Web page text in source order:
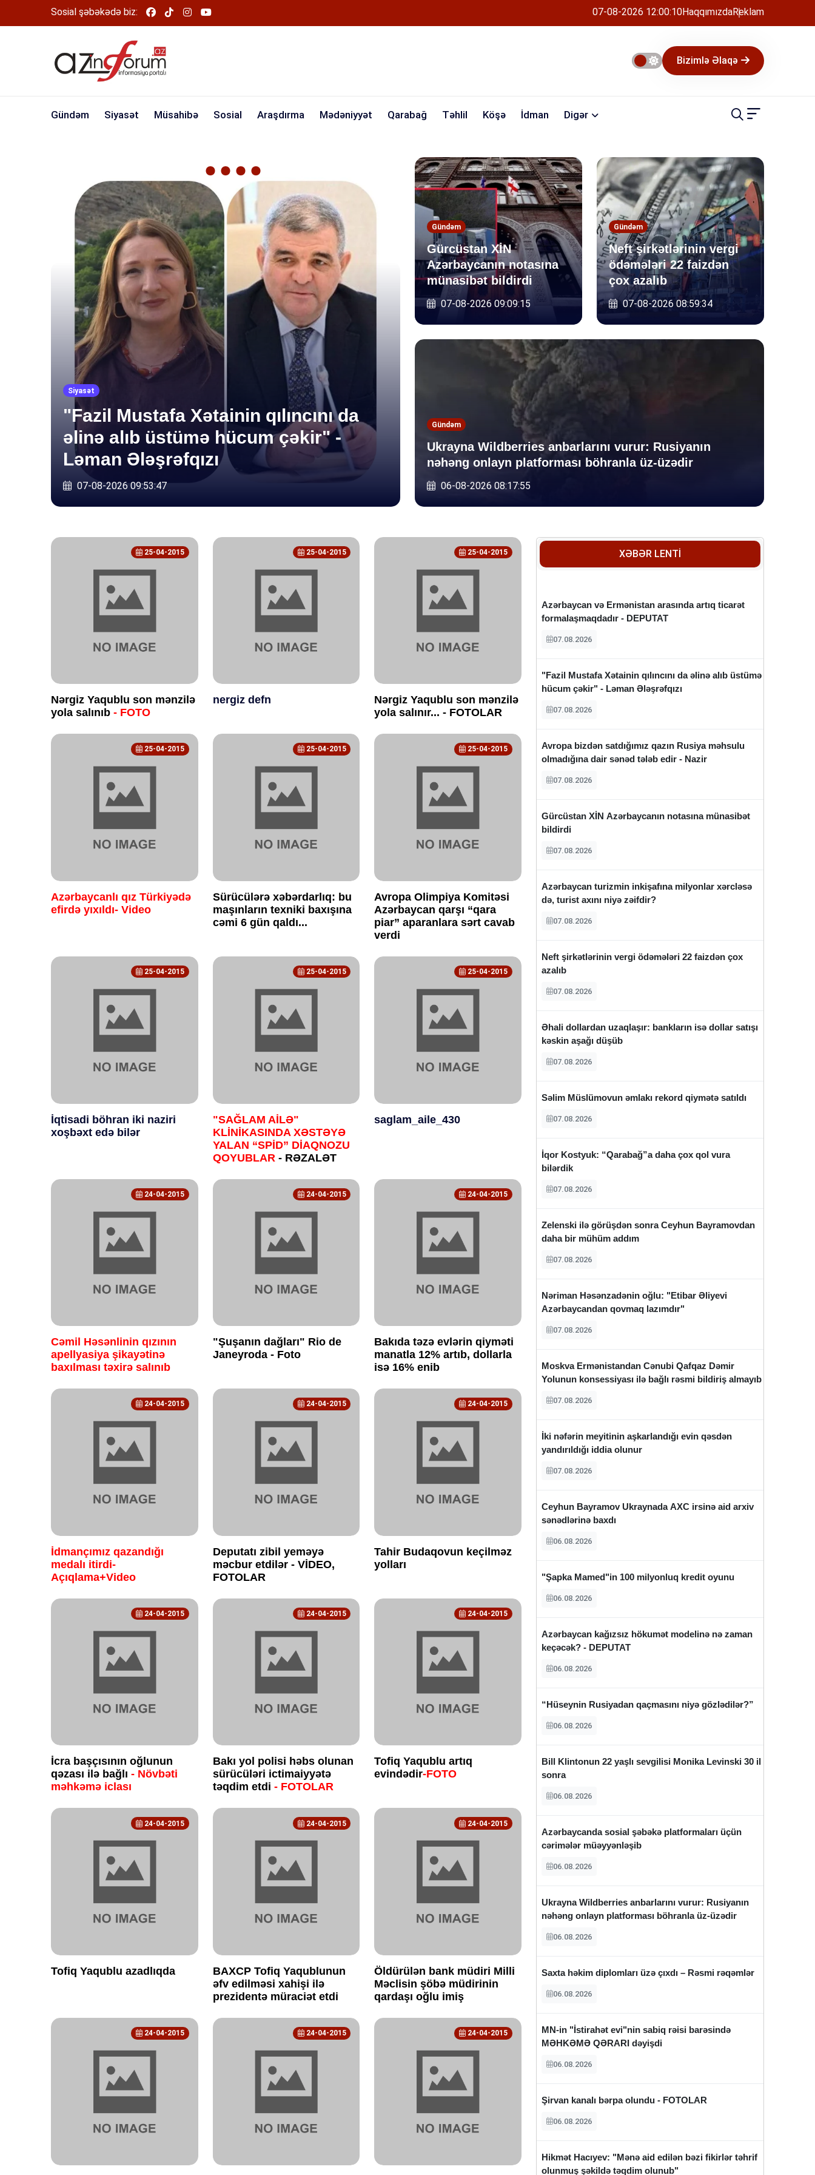
Sosial şəbəkədə biz: 07-08-2026 12:00:11HaqqımızdaReklam
Bizimlə Əlaqə
Gündəm Siyasət Müsahibə Sosial Araşdırma Mədəniyyət Qarabağ Təhlil Köşə İdman Digər
Siyasət
"Fazil Mustafa Xətainin qılıncını da
əlinə alıb üstümə hücum çəkir" -
Ləman Ələşrəfqızı
07-08-2026 09:53:47
İqtisadiyyat
Əhali dollardan uzaqlaşır: bankların
isə dollar satışı kəskin aşağı düşüb
07-08-2026 08:52:41
Azərbaycanda sosial şəbəkə
platformaları üçün cərimələr
müəyyənləşib
06-08-2026 08:23:43
Gündəm
Gürcüstan XİN
Azərbaycanın notasına
münasibət bildirdi
07-08-2026 09:09:15
Gündəm
Neft şirkətlərinin vergi
ödəmələri 22 faizdən
çox azalıb
07-08-2026 08:59:34
Gündəm
Ukrayna Wildberries anbarlarını vurur: Rusiyanın
nəhəng onlayn platforması böhranla üz-üzədir
06-08-2026 08:17:55
25-04-2015
Nərgiz Yaqublu son mənzilə
yola salınıb - FOTO
25-04-2015
nergiz defn
25-04-2015
Nərgiz Yaqublu son mənzilə
yola salınır... - FOTOLAR
25-04-2015
Azərbaycanlı qız Türkiyədə
efirdə yıxıldı- Video
25-04-2015
Sürücülərə xəbərdarlıq: bu
maşınların texniki baxışına
cəmi 6 gün qaldı...
25-04-2015
Avropa Olimpiya Komitəsi
Azərbaycan qarşı “qara
piar” aparanlara sərt cavab
verdi
25-04-2015
İqtisadi böhran iki naziri
xoşbəxt edə bilər
25-04-2015
"SAĞLAM AİLƏ"
KLİNİKASINDA XƏSTƏYƏ
YALAN “SPİD” DİAQNOZU
QOYUBLAR - RƏZALƏT
25-04-2015
saglam_aile_430
24-04-2015
Cəmil Həsənlinin qızının
apellyasiya şikayətinə
baxılması təxirə salınıb
24-04-2015
"Şuşanın dağları" Rio de
Janeyroda - Foto
24-04-2015
Bakıda təzə evlərin qiyməti
manatla 12% artıb, dollarla
isə 16% enib
24-04-2015
İdmançımız qazandığı
medalı itirdi-
Açıqlama+Video
24-04-2015
Deputatı zibil yeməyə
məcbur etdilər - VİDEO,
FOTOLAR
24-04-2015
Tahir Budaqovun keçilməz
yolları
24-04-2015
İcra başçısının oğlunun
qəzası ilə bağlı - Növbəti
məhkəmə iclası
24-04-2015
Bakı yol polisi həbs olunan
sürücüləri ictimaiyyətə
təqdim etdi - FOTOLAR
24-04-2015
Tofiq Yaqublu artıq
evindədir-FOTO
24-04-2015
Tofiq Yaqublu azadlıqda
24-04-2015
BAXCP Tofiq Yaqublunun
əfv edilməsi xahişi ilə
prezidentə müraciət etdi
24-04-2015
Öldürülən bank müdiri Milli
Məclisin şöbə müdirinin
qardaşı oğlu imiş
24-04-2015 24-04-2015 24-04-2015
XƏBƏR LENTİ
Azərbaycan və Ermənistan arasında artıq ticarət
formalaşmaqdadır - DEPUTAT
07.08.2026
"Fazil Mustafa Xətainin qılıncını da əlinə alıb üstümə
hücum çəkir" - Ləman Ələşrəfqızı
07.08.2026
Avropa bizdən satdığımız qazın Rusiya məhsulu
olmadığına dair sənəd tələb edir - Nazir
07.08.2026
Gürcüstan XİN Azərbaycanın notasına münasibət
bildirdi
07.08.2026
Azərbaycan turizmin inkişafına milyonlar xərcləsə
də, turist axını niyə zəifdir?
07.08.2026
Neft şirkətlərinin vergi ödəmələri 22 faizdən çox
azalıb
07.08.2026
Əhali dollardan uzaqlaşır: bankların isə dollar satışı
kəskin aşağı düşüb
07.08.2026
Səlim Müslümovun əmlakı rekord qiymətə satıldı
07.08.2026
İqor Kostyuk: “Qarabağ”a daha çox qol vura
bilərdik
07.08.2026
Zelenski ilə görüşdən sonra Ceyhun Bayramovdan
daha bir mühüm addım
07.08.2026
Nəriman Həsənzadənin oğlu: "Etibar Əliyevi
Azərbaycandan qovmaq lazımdır"
07.08.2026
Moskva Ermənistandan Cənubi Qafqaz Dəmir
Yolunun konsessiyası ilə bağlı rəsmi bildiriş almayıb
07.08.2026
İki nəfərin meyitinin aşkarlandığı evin qəsdən
yandırıldığı iddia olunur
07.08.2026
Ceyhun Bayramov Ukraynada AXC irsinə aid arxiv
sənədlərinə baxdı
06.08.2026
"Şapka Mamed"in 100 milyonluq kredit oyunu
06.08.2026
Azərbaycan kağızsız hökumət modelinə nə zaman
keçəcək? - DEPUTAT
06.08.2026
“Hüseynin Rusiyadan qaçmasını niyə gözlədilər?”
06.08.2026
Bill Klintonun 22 yaşlı sevgilisi Monika Levinski 30 il
sonra
06.08.2026
Azərbaycanda sosial şəbəkə platformaları üçün
cərimələr müəyyənləşib
06.08.2026
Ukrayna Wildberries anbarlarını vurur: Rusiyanın
nəhəng onlayn platforması böhranla üz-üzədir
06.08.2026
Saxta həkim diplomları üzə çıxdı – Rəsmi rəqəmlər
06.08.2026
MN-in "İstirahət evi"nin sabiq rəisi barəsində
MƏHKƏMƏ QƏRARI dəyişdi
06.08.2026
Şirvan kanalı bərpa olundu - FOTOLAR
06.08.2026
Hikmət Hacıyev: "Mənə aid edilən bəzi fikirlər təhrif
olunmuş şəkildə təqdim olunub"